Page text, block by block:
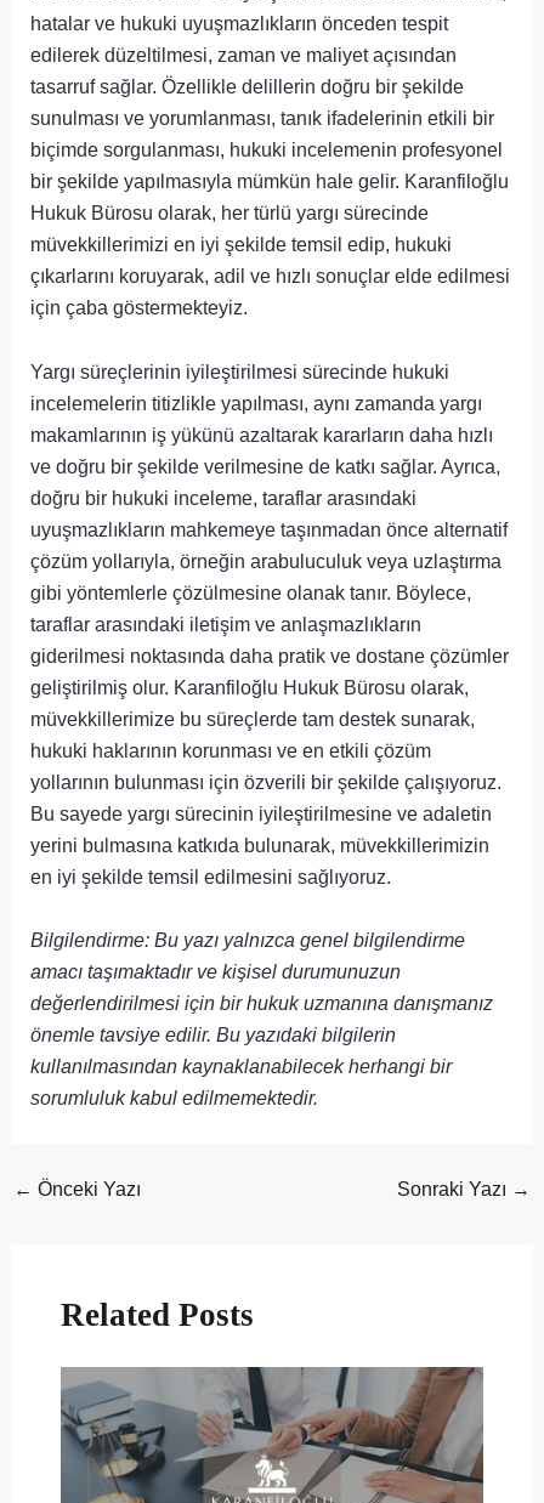
hatalar ve hukuki uyuşmazlıkların önceden tespit
edilerek düzeltilmesi, zaman ve maliyet açısından
tasarruf sağlar. Özellikle delillerin doğru bir şekilde
sunulması ve yorumlanması, tanık ifadelerinin etkili bir
biçimde sorgulanması, hukuki incelemenin profesyonel
bir şekilde yapılmasıyla mümkün hale gelir. Karanfiloğlu
Hukuk Bürosu olarak, her türlü yargı sürecinde
müvekkillerimizi en iyi şekilde temsil edip, hukuki
çıkarlarını koruyarak, adil ve hızlı sonuçlar elde edilmesi
için çaba göstermekteyiz.
Yargı süreçlerinin iyileştirilmesi sürecinde hukuki
incelemelerin titizlikle yapılması, aynı zamanda yargı
makamlarının iş yükünü azaltarak kararların daha hızlı
ve doğru bir şekilde verilmesine de katkı sağlar. Ayrıca,
doğru bir hukuki inceleme, taraflar arasındaki
uyuşmazlıkların mahkemeye taşınmadan önce alternatif
çözüm yollarıyla, örneğin arabuluculuk veya uzlaştırma
gibi yöntemlerle çözülmesine olanak tanır. Böylece,
taraflar arasındaki iletişim ve anlaşmazlıkların
giderilmesi noktasında daha pratik ve dostane çözümler
geliştirilmiş olur. Karanfiloğlu Hukuk Bürosu olarak,
müvekkillerimize bu süreçlerde tam destek sunarak,
hukuki haklarının korunması ve en etkili çözüm
yollarının bulunması için özverili bir şekilde çalışıyoruz.
Bu sayede yargı sürecinin iyileştirilmesine ve adaletin
yerini bulmasına katkıda bulunarak, müvekkillerimizin
en iyi şekilde temsil edilmesini sağlıyoruz.
Bilgilendirme: Bu yazı yalnızca genel bilgilendirme
amacı taşımaktadır ve kişisel durumunuzun
değerlendirilmesi için bir hukuk uzmanına danışmanız
önemle tavsiye edilir. Bu yazıdaki bilgilerin
kullanılmasından kaynaklanabilecek herhangi bir
sorumluluk kabul edilmemektedir.
← Önceki Yazı Sonraki Yazı →
Related Posts